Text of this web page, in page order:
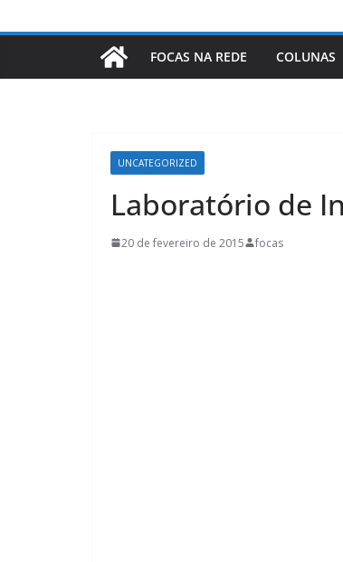
FOCAS NA REDE COLUNAS
UNCATEGORIZED
Laboratório de
20 de fevereiro de 2015 focas